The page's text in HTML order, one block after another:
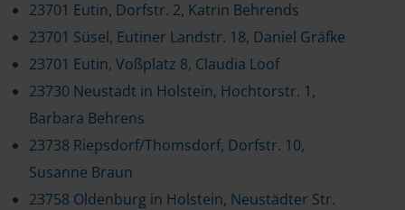
23701 Eutin, Dorfstr. 2, Katrin Behrends
23701 Süsel, Eutiner Landstr. 18, Daniel Gräfke
23701 Eutin, Voßplatz 8, Claudia Loof
23730 Neustadt in Holstein, Hochtorstr. 1,
Barbara Behrens
23738 Riepsdorf/Thomsdorf, Dorfstr. 10,
Susanne Braun
23758 Oldenburg in Holstein, Neustädter Str.